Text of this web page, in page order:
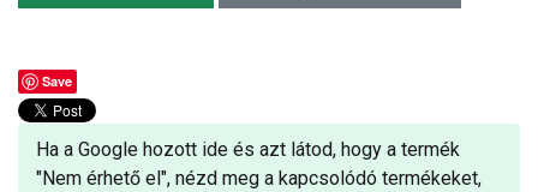
Save
Ha a Google hozott ide és azt látod, hogy a termék
"Nem érhető el", nézd meg a kapcsolódó termékeket,